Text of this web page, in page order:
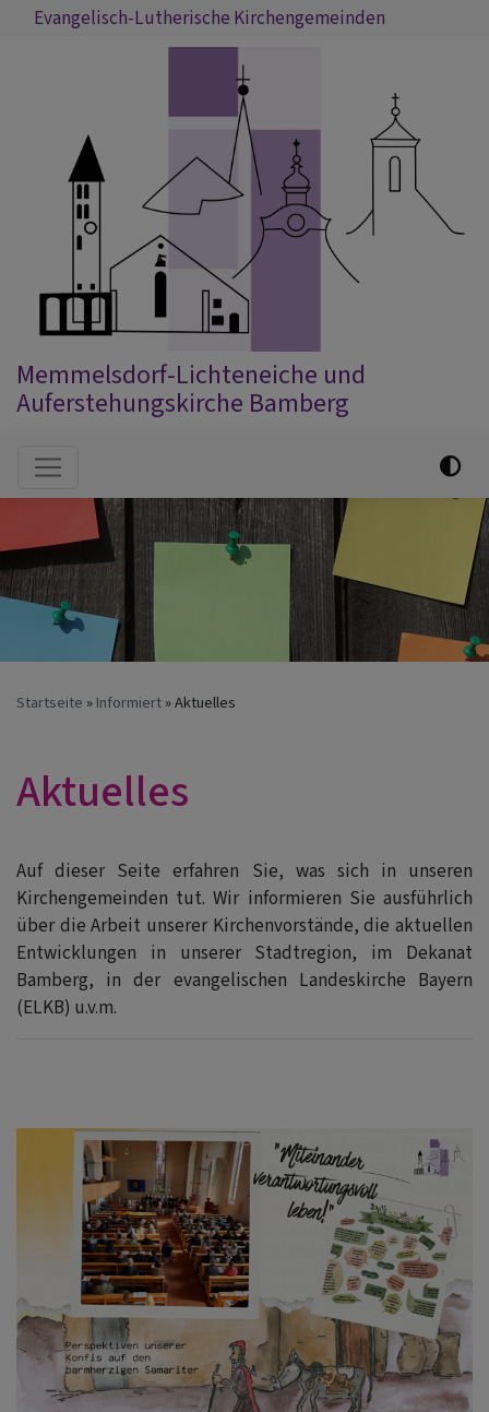
DirektEvangelisch-Lutherische Kirchengemeinden
Memmelsdorf-Lichteneiche und
Auferstehungskirche Bamberg
Hauptnavigation
Startseite Informiert Aktuelles
Aktuelles
Auf dieser Seite erfahren Sie, was sich in unseren
Kirchengemeinden tut. Wir informieren Sie ausführlich
über die Arbeit unserer Kirchenvorstände, die aktuellen
Entwicklungen in unserer Stadtregion, im Dekanat
Bamberg, in der evangelischen Landeskirche Bayern
(ELKB) u.v.m.